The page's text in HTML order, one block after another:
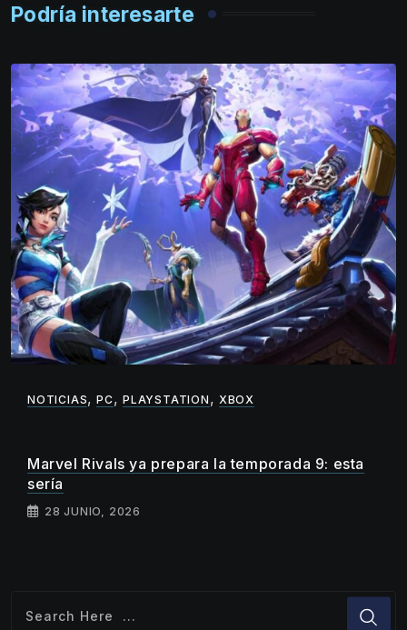
Podría interesarte
NOTICIAS,PC,PLAYSTATION , XBOX
Marvel Rivals ya prepara la temporada 9: esta
sería
28 JUNIO, 2026